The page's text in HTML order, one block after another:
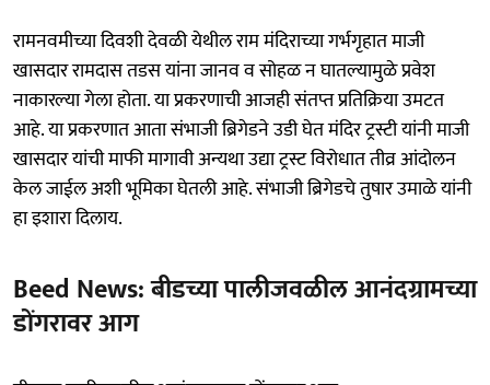
रामनवमीच्या दिवशी देवळी येथील राम मंदिराच्या गर्भगृहात माजी
खासदार रामदास तडस यांना जानव व सोहळ न घातल्यामुळे प्रवेश
नाकारल्या गेला होता. या प्रकरणाची आजही संतप्त प्रतिक्रिया उमटत
आहे. या प्रकरणात आता संभाजी ब्रिगेडने उडी घेत मंदिर ट्रस्टी यांनी माजी
खासदार यांची माफी मागावी अन्यथा उद्या ट्रस्ट विरोधात तीव्र आंदोलन
केल जाईल अशी भूमिका घेतली आहे. संभाजी ब्रिगेडचे तुषार उमाळे यांनी
हा इशारा दिलाय.
Beed News: बीडच्या पालीजवळील आनंदग्रामच्या
डोंगरावर आग